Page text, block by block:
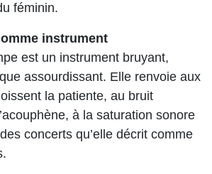
féminin.
instrument
est un instrument bruyant,
assourdissant. Elle renvoie aux
la patiente, au bruit
à la saturation sonore
concerts qu’elle décrit comme